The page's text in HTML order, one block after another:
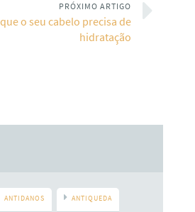
PRÓXIMO ARTIGO
o seu cabelo precisa de
hidratação
ANTIDANOS ANTIQUEDA